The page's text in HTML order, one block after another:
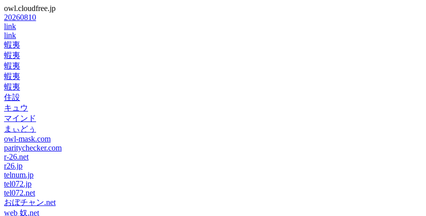
owl.cloudfree.jp
20260810
link
link
蝦夷
蝦夷
蝦夷
蝦夷
蝦夷
住設
キュウ
マインド
まぃどぅ
owl-mask.com
paritychecker.com
r-26.net
r26.jp
telnum.jp
tel072.jp
tel072.net
おぼチャン.net
web 奴.net